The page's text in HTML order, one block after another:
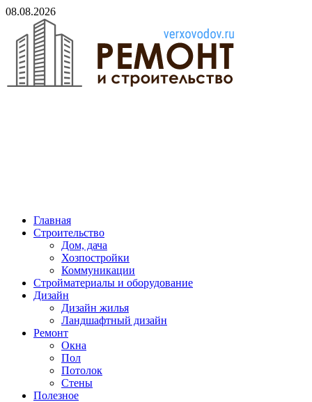
Skip
content
08.08.2026
Главная
Строительство
Дом, дача
Хозпостройки
Коммуникации
Стройматериалы и оборудование
Дизайн
Дизайн жилья
Ландшафтный дизайн
Ремонт
Окна
Пол
Потолок
Стены
Полезное